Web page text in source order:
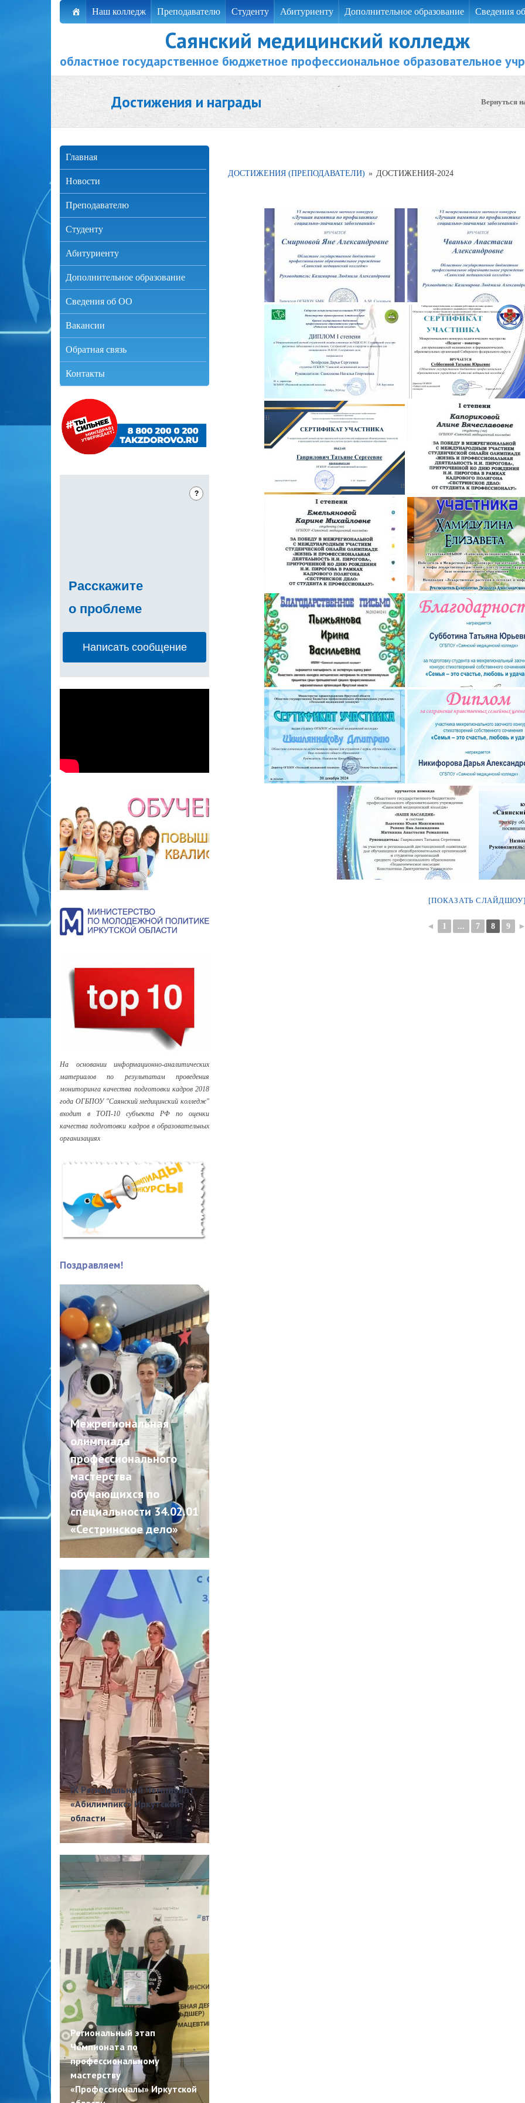
Наш колледж Преподавателю Студенту Абитуриенту Дополнительное образование Сведения
Саянский медицинский колледж
областное государственное бюджетное профессиональное образовательное
Достижения и награды Вернуться
ДОСТИЖЕНИЯ (ПРЕПОДАВАТЕЛИ) » ДОСТИЖЕНИЯ-2024
[ПОКАЗАТЬ
◄ 1 ... 7 8 9
Главная
Новости
Преподавателю
Студенту
Абитуриенту
Дополнительное образование
Сведения об ОО
Вакансии
Обратная связь
Контакты
?
Расскажите
о проблеме
Написать сообщение
На основании информационно-аналитических
материалов по результатам проведения
мониторинга качества подготовки кадров 2018
года ОГБПОУ "Саянский медицинский колледж"
входит в ТОП-10 субъекта РФ по оценки
качества подготовки кадров в образовательных
организациях
Поздравляем!
Межрегиональная
олимпиада
профессионального
мастерства
обучающихся по
специальности 34.02.01
«Сестринское дело»
IX Региональный Чемпионат
«Абилимпикс» Иркутской
области
Региональный этап
Чемпионата по
профессиональному
мастерству
«Профессионалы» Иркутской